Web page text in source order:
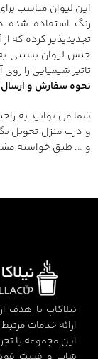
این لیوان مناسب
رنگ استفاده شده
تجدیدپذیر کرده که
جنس لیوان بستنی
تاثیر شیمیایی را
نحوه سفارش و ارسال
شما می توانید به
و درب منزل تحویل
و …. طبق خواسته
نیلاکاپ با هدف
ارائه خدمات
این مجموعه با